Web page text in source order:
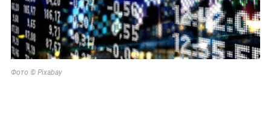
Фото © Pixabay